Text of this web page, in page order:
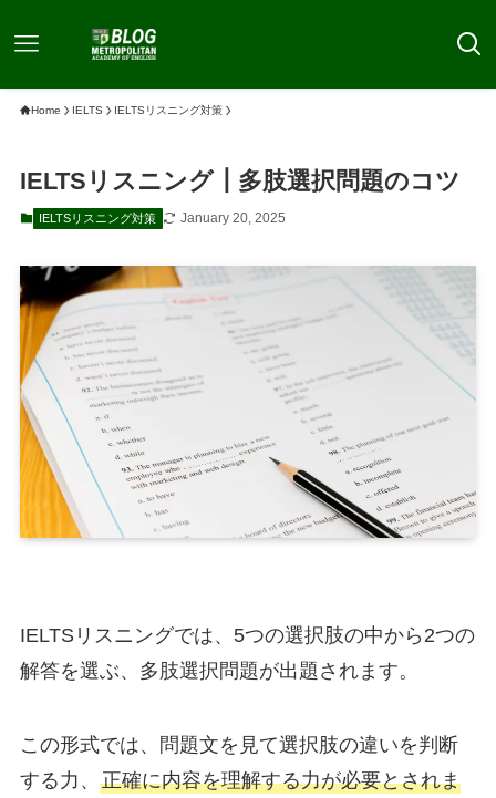
Home IELTS IELTSリスニング対策
IELTSリスニング┃多肢選択問題のコツ
IELTSリスニング対策 January 20, 2025
IELTSリスニングでは、5つの選択肢の中から2つの
解答を選ぶ、多肢選択問題が出題されます。
この形式では、問題文を見て選択肢の違いを判断
する力、 正確に内容を理解する力が必要とされま